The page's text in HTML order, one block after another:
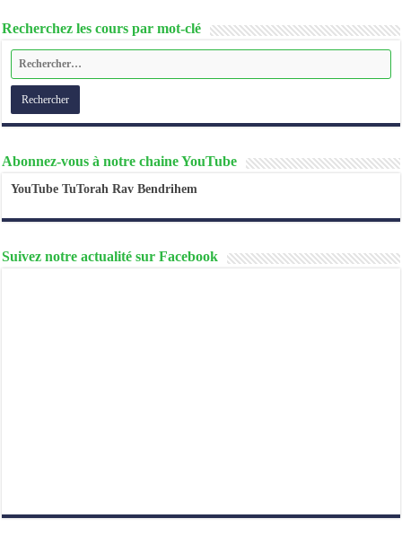
Recherchez les cours par mot-clé
Abonnez-vous à notre chaine YouTube
YouTube TuTorah Rav Bendrihem
Suivez notre actualité sur Facebook